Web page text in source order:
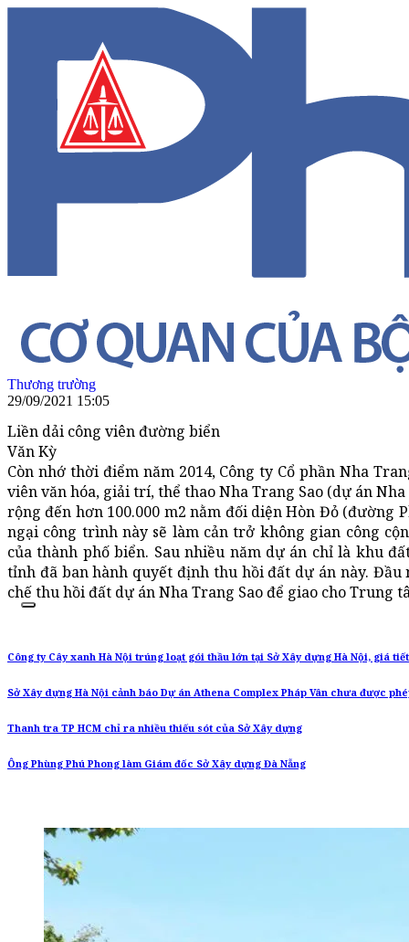
Thương trường
29/09/2021 15:05
Liền dải công viên đường biển
Văn Kỳ
Còn nhớ thời điểm năm 2014, Công ty Cổ phần Nha
viên văn hóa, giải trí, thể thao Nha Trang Sao (dự án
rộng đến hơn 100.000 m2 nằm đối diện Hòn Đỏ (đường
ngại công trình này sẽ làm cản trở không gian công
của thành phố biển. Sau nhiều năm dự án chỉ là khu
tỉnh đã ban hành quyết định thu hồi đất dự án này. Đầu
chế thu hồi đất dự án Nha Trang Sao để giao cho Trung
Công ty Cây xanh Hà Nội trúng loạt gói thầu lớn tại Sở Xây dựng Hà Nội, giá
Sở Xây dựng Hà Nội cảnh báo Dự án Athena Complex Pháp Vân chưa được
Thanh tra TP HCM chỉ ra nhiều thiếu sót của Sở Xây dựng
Ông Phùng Phú Phong làm Giám đốc Sở Xây dựng Đà Nẵng